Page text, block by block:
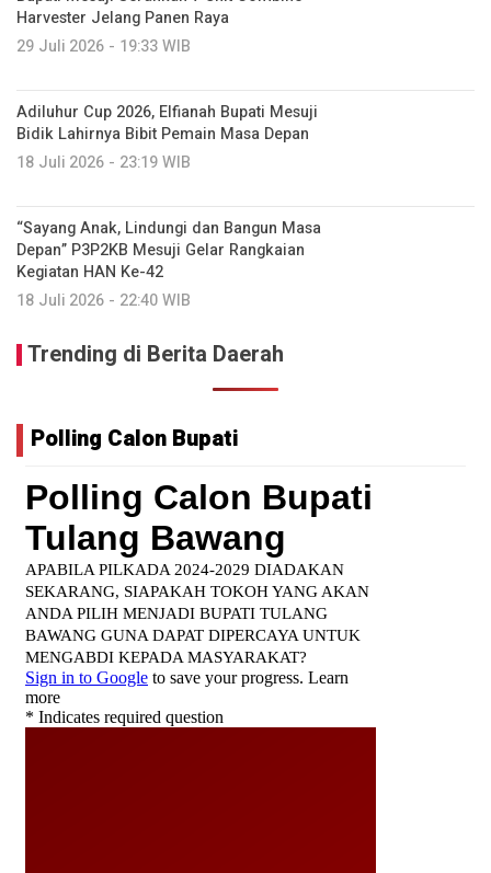
Harvester Jelang Panen Raya
29 Juli 2026 - 19:33 WIB
Adiluhur Cup 2026, Elfianah Bupati Mesuji
Bidik Lahirnya Bibit Pemain Masa Depan
18 Juli 2026 - 23:19 WIB
“Sayang Anak, Lindungi dan Bangun Masa
Depan” P3P2KB Mesuji Gelar Rangkaian
Kegiatan HAN Ke-42
18 Juli 2026 - 22:40 WIB
Trending di Berita Daerah
Polling Calon Bupati